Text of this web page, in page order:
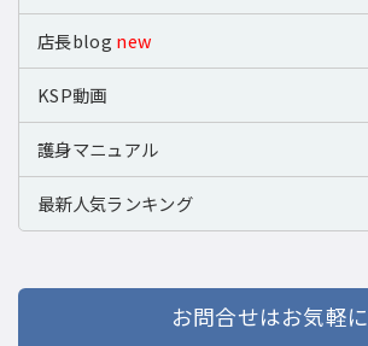
店長blog new
KSP動画
護身マニュアル
最新人気ランキング
お問合せはお気軽に